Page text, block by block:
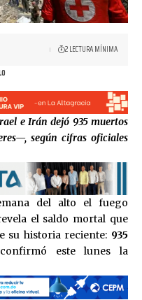
2 LECTURA MÍNIMA
e Irán dejó 935 muertos
según cifras oficiales
del alto el fuego
el saldo mortal que
su historia reciente: 935
este lunes la